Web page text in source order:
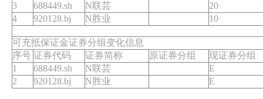
3
688449.sh N联芸
20
4
920128.bj N胜业 10
可充抵保证金证券分组变化信息
序号 证券代码 证券简称 原证券分组
现证券分组
1
688449.sh N联芸
E
2
920128.bj N胜业 E